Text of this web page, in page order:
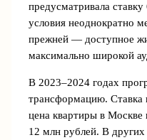
предусматривала
условия неоднократно
прежней — доступное
максимально широкой
В 2023–2024 годах
трансформацию. Ставка
цена квартиры в Москве
12 млн рублей. В